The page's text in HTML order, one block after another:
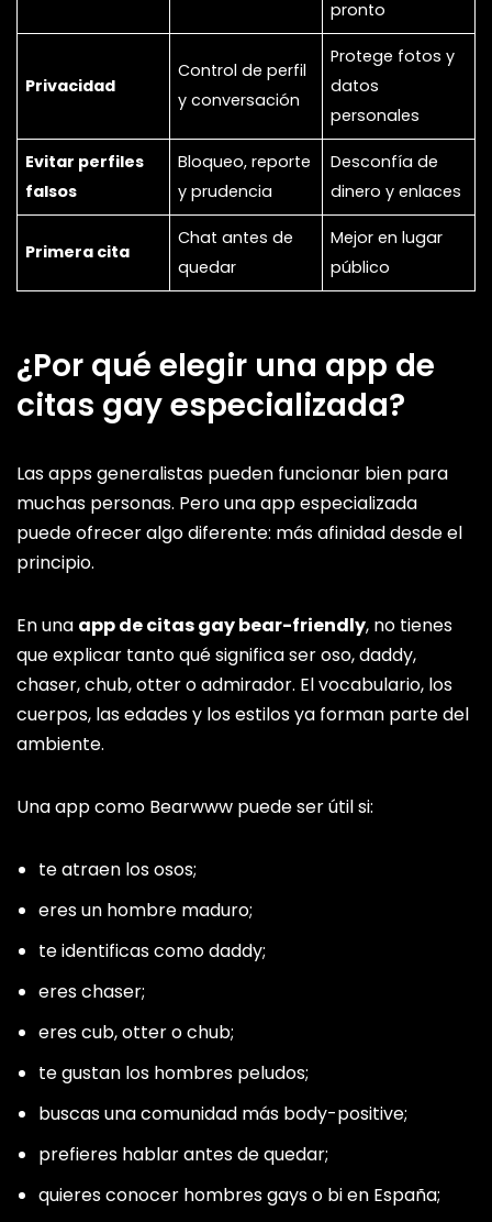
pronto
Privacidad
Control de perfil
y conversación
Protege fotos y
datos
personales
Evitar perfiles
falsos
Bloqueo, reporte
y prudencia
Desconfía de
dinero y enlaces
Primera cita
Chat antes de
quedar
Mejor en lugar
público
¿Por qué elegir una app de
citas gay especializada?
Las apps generalistas pueden funcionar bien para
muchas personas. Pero una app especializada
puede ofrecer algo diferente: más afinidad desde el
principio.
En una app de citas gay bear-friendly, no tienes
que explicar tanto qué significa ser oso, daddy,
chaser, chub, otter o admirador. El vocabulario, los
cuerpos, las edades y los estilos ya forman parte del
ambiente.
Una app como Bearwww puede ser útil si:
te atraen los osos;
eres un hombre maduro;
te identificas como daddy;
eres chaser;
eres cub, otter o chub;
te gustan los hombres peludos;
buscas una comunidad más body-positive;
prefieres hablar antes de quedar;
quieres conocer hombres gays o bi en España;